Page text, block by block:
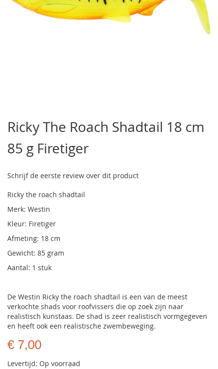
het
begin
van
de
gallerij
Ricky The Roach Shadtail 18 cm
85 g Firetiger
Schrijf de eerste review over dit product
Ricky the roach shadtail
Merk: Westin
Kleur: Firetiger
Afmeting: 18 cm
Gewicht: 85 gram
Aantal: 1 stuk
De Westin Ricky the roach shadtail is een van de meest
verkochte shads voor roofvissers die op zoek zijn naar
realistisch kunstaas. De shad is zeer realistisch vormgegeven
en heeft ook een realistische zwembeweging.
€ 7,00
Levertijd: Op voorraad